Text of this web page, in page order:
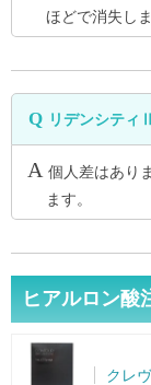
ほどで消失しま
リデンシティ
個人差はあり
ます。
ヒアルロン酸
クレ